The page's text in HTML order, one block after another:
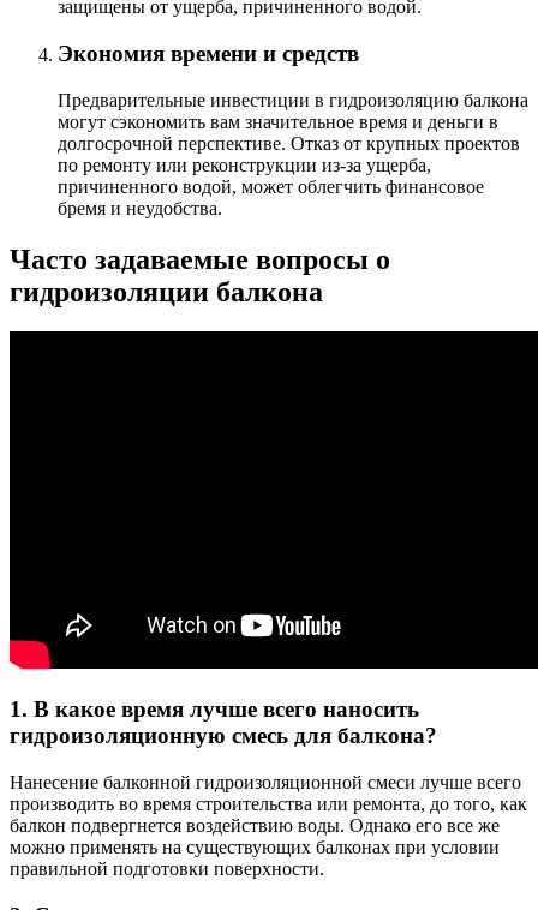
защищены от ущерба, причиненного водой.
Экономия времени и средств
Предварительные инвестиции в гидроизоляцию балкона
могут сэкономить вам значительное время и деньги в
долгосрочной перспективе. Отказ от крупных проектов
по ремонту или реконструкции из-за ущерба,
причиненного водой, может облегчить финансовое
бремя и неудобства.
Часто задаваемые вопросы о
гидроизоляции балкона
1. В какое время лучше всего наносить
гидроизоляционную смесь для балкона?
Нанесение балконной гидроизоляционной смеси лучше всего
производить во время строительства или ремонта, до того, как
балкон подвергнется воздействию воды. Однако его все же
можно применять на существующих балконах при условии
правильной подготовки поверхности.